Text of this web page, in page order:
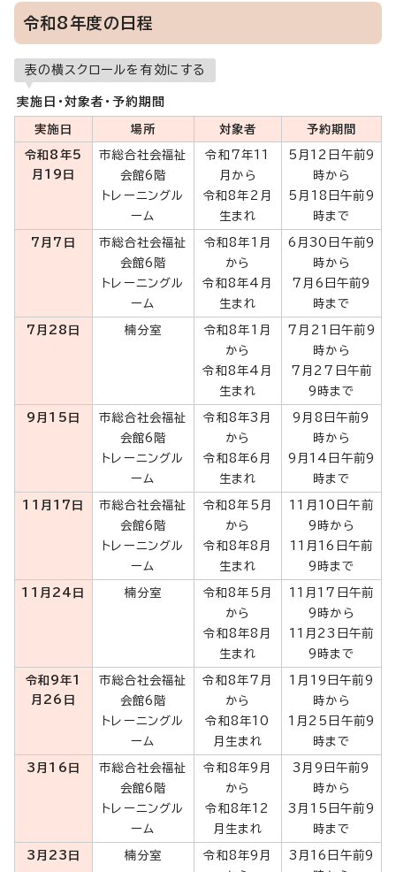
令和8年度の日程
表の横スクロールを有効にする
実施日・対象者・予約期間
実施日 場所 対象者 予約期間
令和8年5
月19日
市総合社会福祉
会館6階
トレーニングル
ーム
令和7年11
月から
令和8年2月
生まれ
5月12日午前9
時から
5月18日午前9
時まで
7月7日
市総合社会福祉
会館6階
トレーニングル
ーム
令和8年1月
から
令和8年4月
生まれ
6月30日午前9
時から
7月6日午前9
時まで
7月28日 楠分室
令和8年1月
から
令和8年4月
生まれ
7月21日午前9
時から
7月27日午前
9時まで
9月15日
市総合社会福祉
会館6階
トレーニングル
ーム
令和8年3月
から
令和8年6月
生まれ
9月8日午前9
時から
9月14日午前9
時まで
11月17日
市総合社会福祉
会館6階
トレーニングル
ーム
令和8年5月
から
令和8年8月
生まれ
11月10日午前
9時から
11月16日午前
9時まで
11月24日 楠分室
令和8年5月
から
令和8年8月
生まれ
11月17日午前
9時から
11月23日午前
9時まで
令和9年1
月26日
市総合社会福祉
会館6階
トレーニングル
ーム
令和8年7月
から
令和8年10
月生まれ
1月19日午前9
時から
1月25日午前9
時まで
3月16日
市総合社会福祉
会館6階
トレーニングル
ーム
令和8年9月
から
令和8年12
月生まれ
3月9日午前9
時から
3月15日午前9
時まで
3月23日 楠分室
令和8年9月
3月16日午前9